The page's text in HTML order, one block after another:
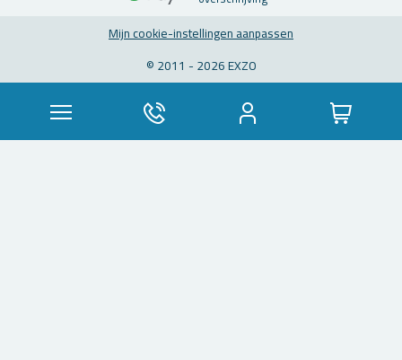
Mijn coo­kie-in­stel­lin­gen aan­pas­sen
© 2011 - 2026 EXZO